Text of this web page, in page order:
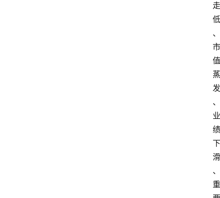
走
低
、
市
值
蒸
发
、
业
绩
下
滑
、
重